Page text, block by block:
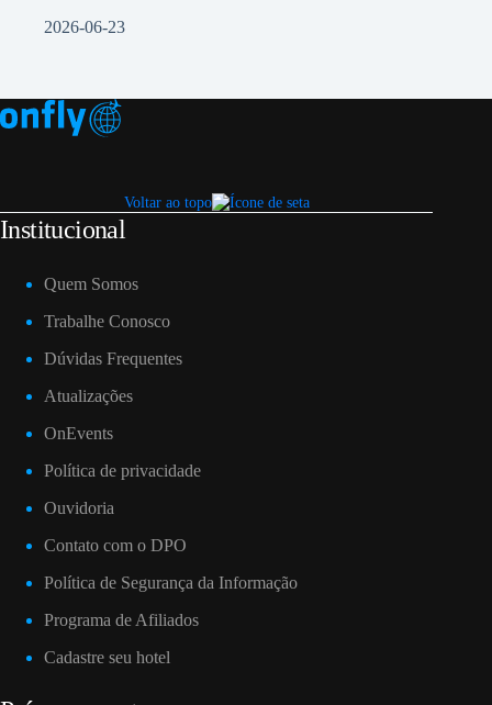
2026-06-23
Voltar ao topo
Institucional
Quem Somos
Trabalhe Conosco
Dúvidas Frequentes
Atualizações
OnEvents
Política de privacidade
Ouvidoria
Contato com o DPO
Política de Segurança da Informação
Programa de Afiliados
Cadastre seu hotel